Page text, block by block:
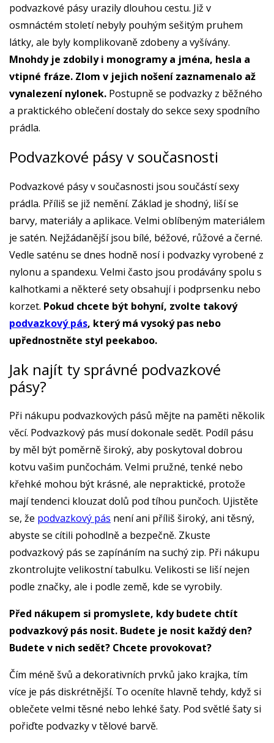
podvazkové pásy urazily dlouhou cestu. Již v
osmnáctém století nebyly pouhým sešitým pruhem
látky, ale byly komplikovaně zdobeny a vyšívány.
Mnohdy je zdobily i monogramy a jména, hesla a
vtipné fráze. Zlom v jejich nošení zaznamenalo až
vynalezení nylonek. Postupně se podvazky z běžného
a praktického oblečení dostaly do sekce sexy spodního
prádla.
Podvazkové pásy v současnosti
Podvazkové pásy v současnosti jsou součástí sexy
prádla. Příliš se již nemění. Základ je shodný, liší se
barvy, materiály a aplikace. Velmi oblíbeným materiálem
je satén. Nejžádanější jsou bílé, béžové, růžové a černé.
Vedle saténu se dnes hodně nosí i podvazky vyrobené z
nylonu a spandexu. Velmi často jsou prodávány spolu s
kalhotkami a některé sety obsahují i podprsenku nebo
korzet. Pokud chcete být bohyní, zvolte takový
podvazkový pás, který má vysoký pas nebo
upřednostněte styl peekaboo.
Jak najít ty správné podvazkové
pásy?
Při nákupu podvazkových pásů mějte na paměti několik
věcí. Podvazkový pás musí dokonale sedět. Podíl pásu
by měl být poměrně široký, aby poskytoval dobrou
kotvu vašim punčochám. Velmi pružné, tenké nebo
křehké mohou být krásné, ale nepraktické, protože
mají tendenci klouzat dolů pod tíhou punčoch. Ujistěte
se, že podvazkový pás není ani příliš široký, ani těsný,
abyste se cítili pohodlně a bezpečně. Zkuste
podvazkový pás se zapínáním na suchý zip. Při nákupu
zkontrolujte velikostní tabulku. Velikosti se liší nejen
podle značky, ale i podle země, kde se vyrobily.
Před nákupem si promyslete, kdy budete chtít
podvazkový pás nosit. Budete je nosit každý den?
Budete v nich sedět? Chcete provokovat?
Čím méně švů a dekorativních prvků jako krajka, tím
více je pás diskrétnější. To oceníte hlavně tehdy, když si
oblečete velmi těsné nebo lehké šaty. Pod světlé šaty si
pořiďte podvazky v tělové barvě.